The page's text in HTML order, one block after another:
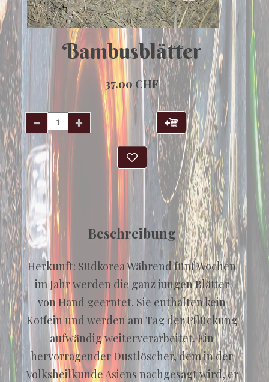
Bambusblätter
37.00 CHF
Beschreibung
Herkunft: Südkorea Während fünf Wochen
im Jahr werden die ganz jungen Blätter
von Hand geerntet. Sie enthalten kein
Koffein und werden am Tag der Pflückung
aufwändig weiterverarbeitet. Ein
hervorragender Dustlöscher, dem in der
Volksheilkunde Asiens nachgesagt wird, er